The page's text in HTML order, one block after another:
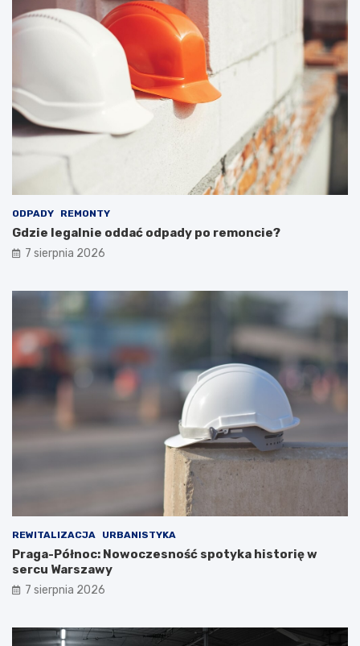
ODPADY REMONTY
Gdzie legalnie oddać odpady po remoncie?
7 sierpnia 2026
REWITALIZACJA URBANISTYKA
Praga-Północ: Nowoczesność spotyka historię w
sercu Warszawy
7 sierpnia 2026